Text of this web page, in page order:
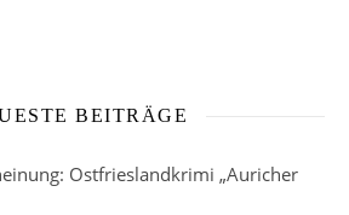
BEITRÄGE
Ostfrieslandkrimi „Auricher